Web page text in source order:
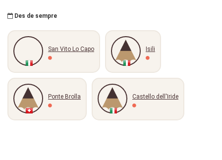
Des de sempre
San Vito Lo Capo Isili
Ponte Brolla Castello dell'Iride